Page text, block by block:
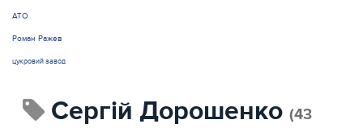
АТО
Роман Ражев
цукровий завод
Сергій Дорошенко (43